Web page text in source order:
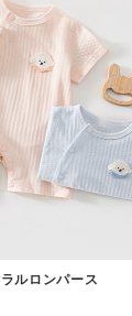
ルロンパース